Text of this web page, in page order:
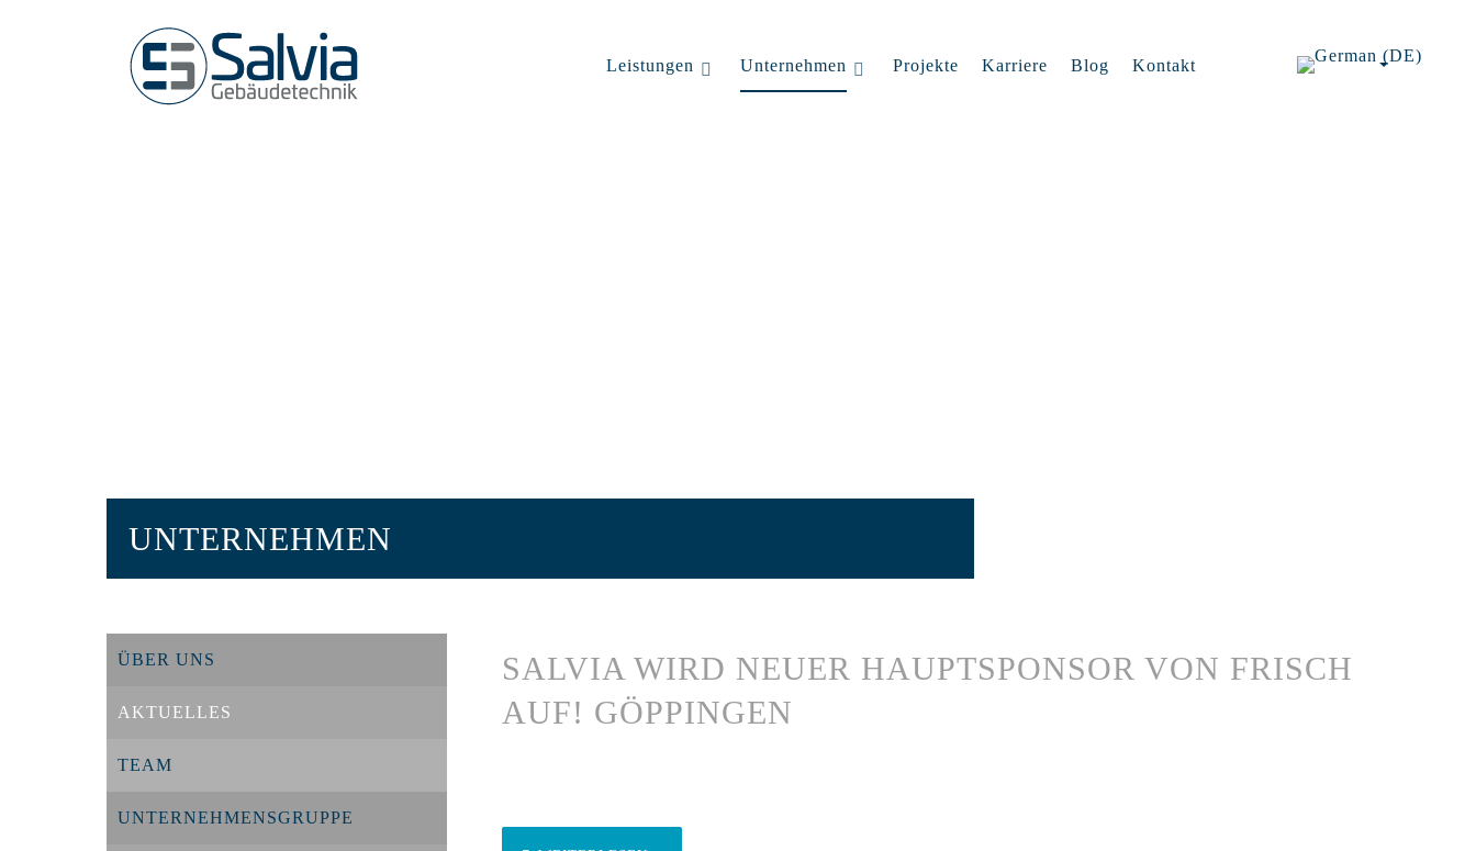
Leistungen Unternehmen Projekte Karriere Blog Kontakt
UNTERNEHMEN
ÜBER UNS
AKTUELLES
TEAM
UNTERNEHMENSGRUPPE
SALVIA WIRD NEUER HAUPTSPONSOR VON FRISCH
AUF! GÖPPINGEN